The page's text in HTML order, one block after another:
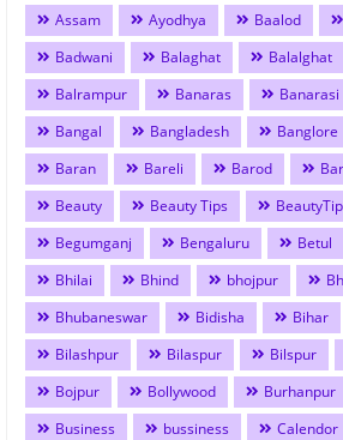
Assam
Ayodhya Baalod
Badwani
Balaghat Balalghat
Balrampur
Banaras Banarasi
Bangal
Bangladesh Banglore
Baran
Bareli Barod
Beauty
Beauty Tips
Begumganj
Bengaluru Betul
Bhilai
Bhind bhojpur
Bhubaneswar
Bidisha Bihar
Bilashpur
Bilaspur Bilspur
Bojpur
Bollywood Burhanpur
Business
bussiness Calendor